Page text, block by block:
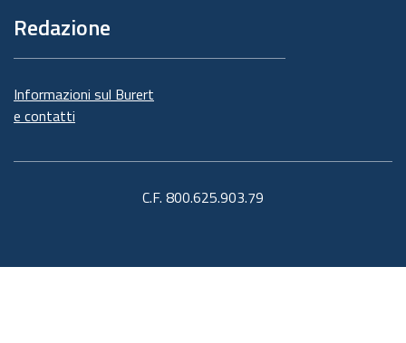
Redazione
Informazioni sul Burert
e contatti
C.F. 800.625.903.79